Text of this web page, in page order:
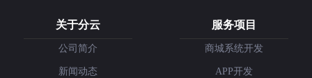
关于分云
公司简介
新闻动态
服务项目
商城系统开发
APP开发